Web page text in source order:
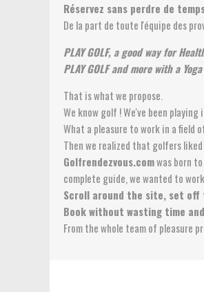
Réservez sans perdre de
De la part de toute l'équipe des
PLAY GOLF, a good way for
PLAY GOLF and more with a
That is what we propose.
We know golf ! We've been
What a pleasure to work in a field
Then we realized that golfers
Golfrendezvous.comwas born
complete guide, we wanted to
Scroll around the site, set off
Book without wasting time
From the whole team of pleasure